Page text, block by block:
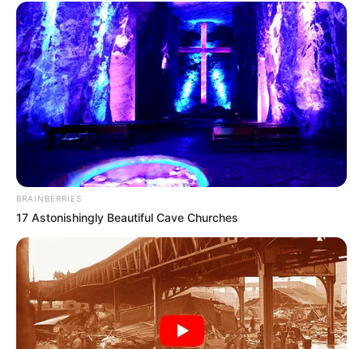
Hannah Hannonsebagai Clarissa
Kevin Leonardo sebagai Beno
Brisia Jodiesebagai Amanda
Ibrahim Risyadsebagai Dion
OST (Original Soundtrack)
Trailer
TAGS JODOH ATAU BUKAN WEB SERIES
BRAINBERRIES
17 Astonishingly Beautiful Cave Churches